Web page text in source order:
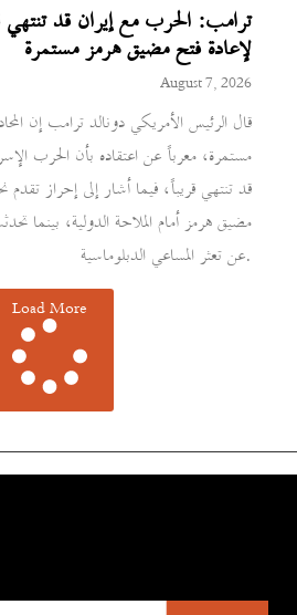
ترامب: الحرب مع إيران قد تنتهي
لإعادة فتح مضيق هرمز مستمرة
August 7, 2026
قال الرئيس الأمريكي دونالد ترامب إن
مستمرة، معرباً عن اعتقاده بأن الحرب
قد تنتهي قريباً، فيما أشار إلى إحراز
مضيق هرمز أمام الملاحة الدولية، بينما
عن تعثر المساعي الدبلوماسية.
Load More